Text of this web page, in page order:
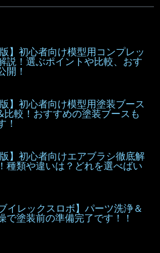
版】初心者向け模型用コンプレッ
説！選ぶポイントや比較、おす
開！
版】初心者向け模型用塗装ブース
比較！おすすめの塗装ブースも
！
版】初心者向けエアブラシ徹底解
種類や違いは？どれを選べばい
イレックスロボ】パーツ洗浄＆
で塗装前の準備完了です！！